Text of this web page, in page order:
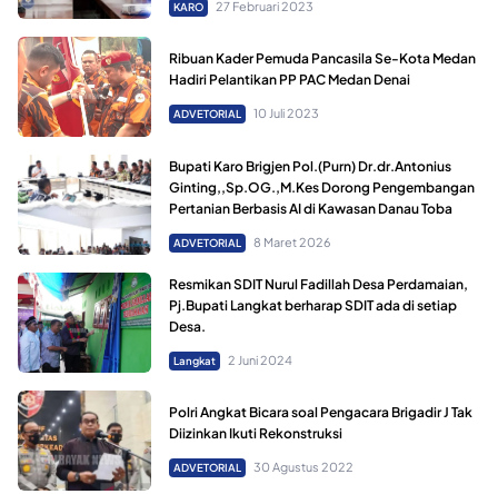
KARO 27 Februari 2023
Ribuan Kader Pemuda Pancasila Se-Kota Medan
Hadiri Pelantikan PP PAC Medan Denai
ADVETORIAL 10 Juli 2023
Bupati Karo Brigjen Pol.(Purn) Dr.dr.Antonius
Ginting,,Sp.OG.,M.Kes Dorong Pengembangan
Pertanian Berbasis AI di Kawasan Danau Toba
ADVETORIAL 8 Maret 2026
Resmikan SDIT Nurul Fadillah Desa Perdamaian,
Pj.Bupati Langkat berharap SDIT ada di setiap
Desa.
Langkat 2 Juni 2024
Polri Angkat Bicara soal Pengacara Brigadir J Tak
Diizinkan Ikuti Rekonstruksi
ADVETORIAL 30 Agustus 2022